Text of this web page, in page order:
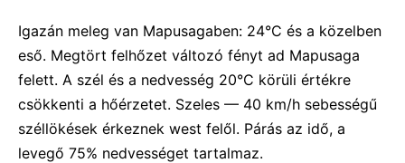
Igazán meleg van Mapusagaben: 24°C és a közelben
eső. Megtört felhőzet változó fényt ad Mapusaga
felett. A szél és a nedvesség 20°C körüli értékre
csökkenti a hőérzetet. Szeles — 40 km/h sebességű
széllökések érkeznek west felől. Párás az idő, a
levegő 75% nedvességet tartalmaz.